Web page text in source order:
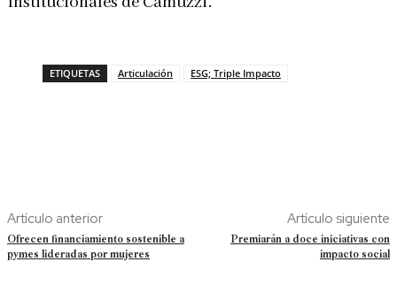
ETIQUETAS Articulación ESG; Triple Impacto
Artículo anterior
Ofrecen financiamiento sostenible a
pymes lideradas por mujeres
Artículo siguiente
Premiarán a doce iniciativas con
impacto social